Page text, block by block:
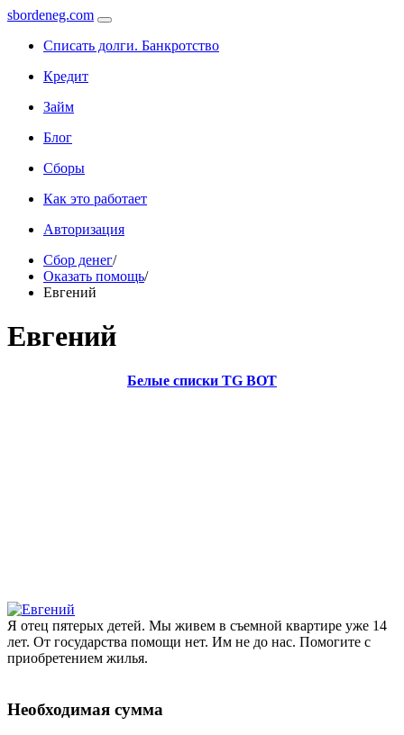
sbordeneg.com
Списать долги. Банкротство
Кредит
Займ
Блог
Сборы
Как это работает
Авторизация
Сбор денег/
Оказать помощь/
Евгений
Евгений
Белые списки TG BOT
Я отец пятерых детей. Мы живем в съемной квартире уже 14
лет. От государства помощи нет. Им не до нас. Помогите с
приобретением жилья.
Необходимая сумма